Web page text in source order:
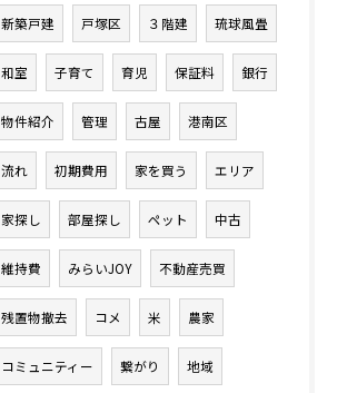
新築戸建 戸塚区 ３階建 琉球風畳
和室 子育て 育児 保証料 銀行
物件紹介 管理 古屋 港南区
流れ 初期費用 家を買う エリア
家探し 部屋探し ペット 中古
維持費 みらいJOY 不動産売買
残置物撤去 コメ 米 農家
コミュニティー 繋がり 地域